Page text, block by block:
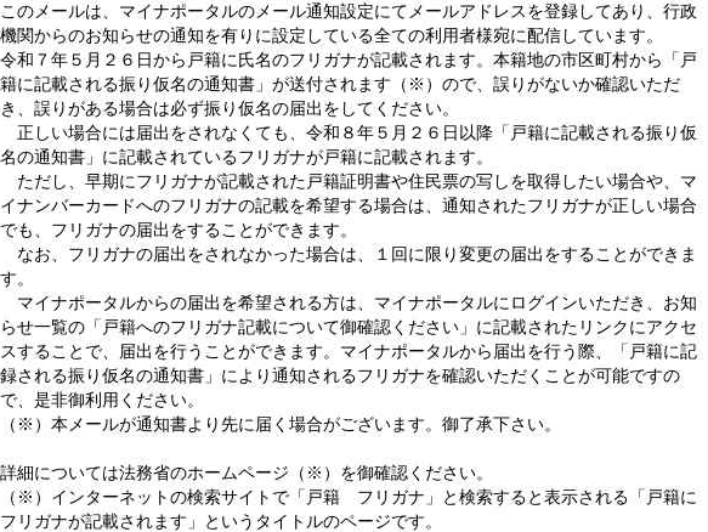
このメールは、マイナポータルのメール通知設定にてメールアドレスを登録してあり、行政
機関からのお知らせの通知を有りに設定している全ての利用者様宛に配信しています。
令和７年５月２６日から戸籍に氏名のフリガナが記載されます。本籍地の市区町村から「戸
籍に記載される振り仮名の通知書」が送付されます（※）ので、誤りがないか確認いただ
き、誤りがある場合は必ず振り仮名の届出をしてください。
正しい場合には届出をされなくても、令和８年５月２６日以降「戸籍に記載される振り仮
名の通知書」に記載されているフリガナが戸籍に記載されます。
ただし、早期にフリガナが記載された戸籍証明書や住民票の写しを取得したい場合や、マ
イナンバーカードへのフリガナの記載を希望する場合は、通知されたフリガナが正しい場合
でも、フリガナの届出をすることができます。
なお、フリガナの届出をされなかった場合は、１回に限り変更の届出をすることができま
す。
マイナポータルからの届出を希望される方は、マイナポータルにログインいただき、お知
らせ一覧の「戸籍へのフリガナ記載について御確認ください」に記載されたリンクにアクセ
スすることで、届出を行うことができます。マイナポータルから届出を行う際、「戸籍に記
録される振り仮名の通知書」により通知されるフリガナを確認いただくことが可能ですの
で、是非御利用ください。
（※）本メールが通知書より先に届く場合がございます。御了承下さい。
詳細については法務省のホームページ（※）を御確認ください。
（※）インターネットの検索サイトで「戸籍 フリガナ」と検索すると表示される「戸籍に
フリガナが記載されます」というタイトルのページです。